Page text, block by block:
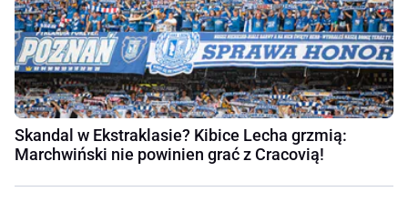
Skandal w Ekstraklasie? Kibice Lecha grzmią:
Marchwiński nie powinien grać z Cracovią!